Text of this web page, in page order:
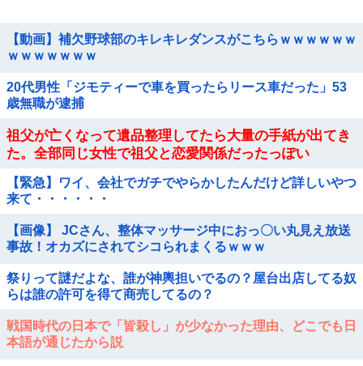
【動画】補欠野球部のキレキレダンスがこちらｗｗｗｗｗｗ
ｗｗｗｗｗｗｗ
20代男性「ジモティーで車を買ったらリース車だった」53
歳無職が逮捕
祖父が亡くなって遺品整理してたら大量の手紙が出てき
た。全部同じ女性で祖父と恋愛関係だったっぽい
【緊急】ワイ、会社でガチでやらかしたんだけど詳しいやつ
来て・・・・・・
【画像】 JCさん、整体マッサージ中におっ〇い丸見え放送
事故！オカズにされてシコられまくるｗｗｗ
祭りって謎だよな、誰が神輿担いでるの？屋台出店してる奴
らは誰の許可を得て商売してるの？
戦国時代の日本で「皆殺し」が少なかった理由、どこでも日
本語が通じたから説